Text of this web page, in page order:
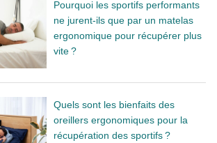
Pourquoi les sportifs performants
ne jurent-ils que par un matelas
ergonomique pour récupérer plus
vite ?
Quels sont les bienfaits des
oreillers ergonomiques pour la
récupération des sportifs ?